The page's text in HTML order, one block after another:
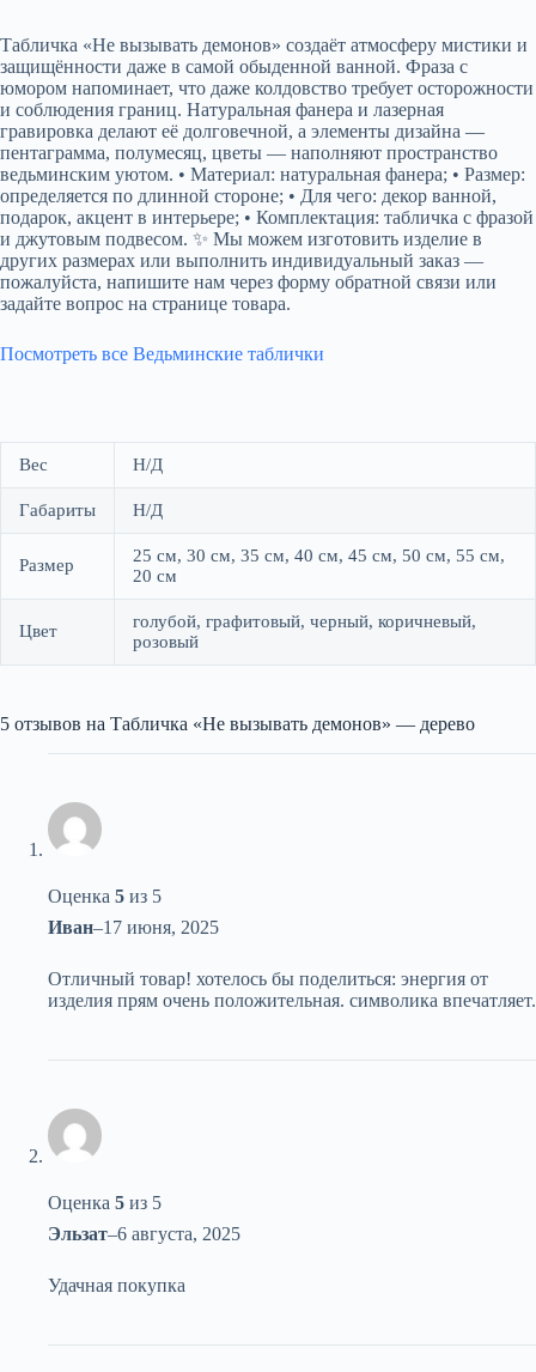
Табличка «Не вызывать демонов» создаёт атмосферу мистики и
защищённости даже в самой обыденной ванной. Фраза с
юмором напоминает, что даже колдовство требует осторожности
и соблюдения границ. Натуральная фанера и лазерная
гравировка делают её долговечной, а элементы дизайна —
пентаграмма, полумесяц, цветы — наполняют пространство
ведьминским уютом. • Материал: натуральная фанера; • Размер:
определяется по длинной стороне; • Для чего: декор ванной,
подарок, акцент в интерьере; • Комплектация: табличка с фразой
и джутовым подвесом. ✨ Мы можем изготовить изделие в
других размерах или выполнить индивидуальный заказ —
пожалуйста, напишите нам через форму обратной связи или
задайте вопрос на странице товара.
Посмотреть все Ведьминские таблички
Вес Н/Д
Габариты Н/Д
Размер
25 см, 30 см, 35 см, 40 см, 45 см, 50 см, 55 см,
20 см
Цвет
голубой, графитовый, черный, коричневый,
розовый
5 отзывов на Табличка «Не вызывать демонов» — дерево
Оценка 5 из 5
Иван–17 июня, 2025
Отличный товар! хотелось бы поделиться: энергия от
изделия прям очень положительная. символика впечатляет.
Оценка 5 из 5
Эльзат–6 августа, 2025
Удачная покупка